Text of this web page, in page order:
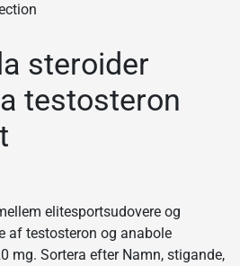
steroider
testosteron
elitesportsudovere og
af testosteron og anabole
mg. Sortera efter Namn, stigande,